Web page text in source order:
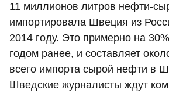
11 миллионов литров нефти-
импортировала Швеция из
2014 году. Это примерно на
годом ранее, и составляет
всего импорта сырой нефти в
Шведские журналисты ждут